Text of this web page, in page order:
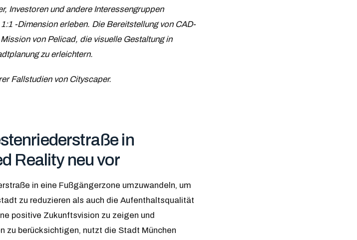
Investoren und andere Interessengruppen
-Dimension erleben. Die Bereitstellung von CAD-
von Pelicad, die visuelle Gestaltung in
zu erleichtern.
Fallstudien von Cityscaper.
in
Reality neu vor
in eine Fußgängerzone umzuwandeln, um
zu reduzieren als auch die Aufenthaltsqualität
positive Zukunftsvision zu zeigen und
zu berücksichtigen, nutzt die Stadt München